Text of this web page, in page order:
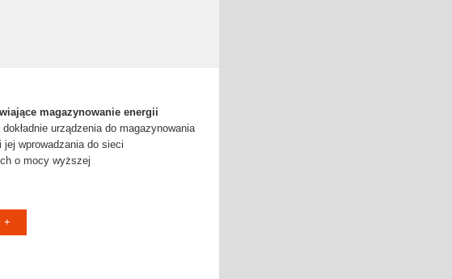
magazynowanie energii
urządzenia do magazynowania
wprowadzania do sieci
o mocy wyższej
+